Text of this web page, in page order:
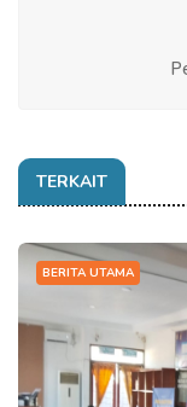
TERKAIT
BERITA UTAMA